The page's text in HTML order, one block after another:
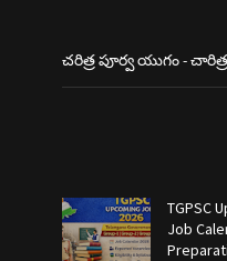
చరిత్ర పూర్వ యుగం -
TGPSC
Job